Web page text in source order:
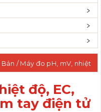
/ Máy đo pH, mV, nhiệt
tử
độ, EC,
tay điện tử